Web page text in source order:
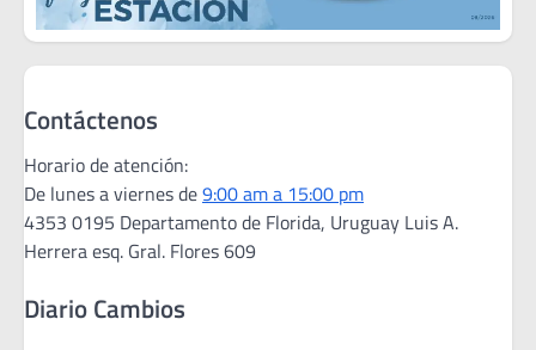
Contáctenos
Horario de atención:
De lunes a viernes de9:00 am a 15:00 pm
4353 0195 Departamento de Florida, Uruguay Luis A.
Herrera esq. Gral. Flores 609
Diario Cambios